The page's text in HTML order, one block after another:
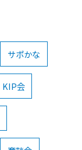
サポかな
KIP会